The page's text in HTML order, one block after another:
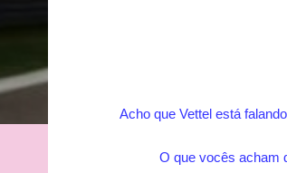
Acho que Vettel está
O que vocês acham